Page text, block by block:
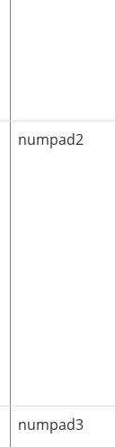
numpad2
numpad3